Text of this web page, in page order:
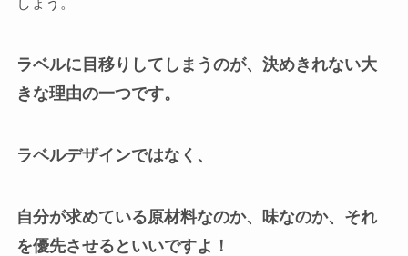
しょう。
ラベルに目移りしてしまうのが、決めきれない大
きな理由の一つです。
ラベルデザインではなく、
自分が求めている原材料なのか、味なのか、それ
を優先させるといいですよ！